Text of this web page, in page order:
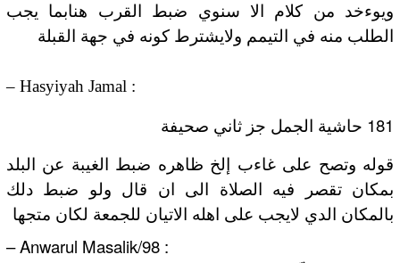
ﻭﻳﻮﺀﺧﺪ ﻣﻦ ﻛﻼﻡ ﺍﻻ ﺳﻨﻮﻱ ﺿﺒﻂ ﺍﻟﻘﺮﺏ ﻫﻨﺎﺑﻤﺎ ﻳﺠﺐ
ﺍﻟﻄﻠﺐ ﻣﻨﻪ ﻓﻲ ﺍﻟﺘﻴﻤﻢ ﻭﻻﻳﺸﺘﺮﻁ ﻛﻮﻧﻪ ﻓﻲ ﺟﻬﺔ ﺍﻟﻘﺒﻠﺔ
– Hasyiyah Jamal :
181 ﺣﺎﺷﻴﺔ ﺍﻟﺠﻤﻞ ﺟﺰ ﺛﺎﻧﻲ ﺻﺤﻴﻔﺔ
ﻗﻮﻟﻪ ﻭﺗﺼﺢ ﻋﻠﻰ ﻏﺎﺀﺏ ﺇﻟﺦ ﻇﺎﻫﺮﻩ ﺿﺒﻂ ﺍﻟﻐﻴﺒﺔ ﻋﻦ ﺍﻟﺒﻠﺪ
ﺑﻤﻜﺎﻥ ﺗﻘﺼﺮ ﻓﻴﻪ ﺍﻟﺼﻼﺓ ﺍﻟﻰ ﺍﻥ ﻗﺎﻝ ﻭﻟﻮ ﺿﺒﻂ ﺩﻟﻚ
ﺑﺎﻟﻤﻜﺎﻥ ﺍﻟﺪﻱ ﻻﻳﺠﺐ ﻋﻠﻰ ﺍﻫﻠﻪ ﺍﻻﺗﻴﺎﻥ ﻟﻠﺠﻤﻌﺔ ﻟﻜﺎﻥ ﻣﺘﺠﻬﺎ
– Anwarul Masalik/98 :